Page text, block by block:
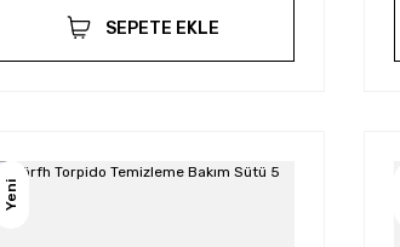
SEPETE EKLE
Yeni